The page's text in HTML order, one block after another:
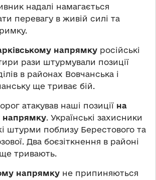
надалі намагається
перевагу в живій силі та
напрямку російські
рази штурмували позиції
в районах Вовчанська і
ще триває бій.
атакував наші позиції на
напрямку. Українські захисники
штурми поблизу Берестового та
Два боєзіткнення в районі
тривають.
напрямку не припиняються